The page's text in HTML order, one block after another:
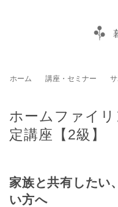
ホーム 講座・セミナー
ホームファイ
定講座【2級】
家族と共有したい
い方へ